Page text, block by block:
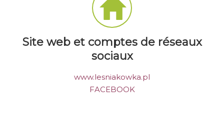
Site web et comptes de réseaux
sociaux
www.lesniakowka.pl
FACEBOOK